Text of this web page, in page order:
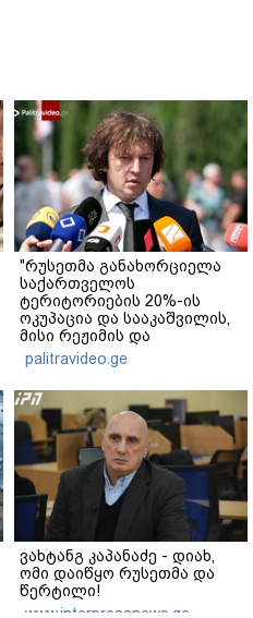
"რუსეთმა განახორციელა
საქართველოს
ტერიტორიების 20%-ის
ოკუპაცია და სააკაშვილის,
მისი რეჟიმის და
"ნაცმოძრაობის" ღალატი
ვერანაირად ვერ
გადაფარავს ამ
დანაშაულს" - ირაკლი
კობახიძე
palitravideo.ge
ვახტანგ კაპანაძე - დიახ,
ომი დაიწყო რუსეთმა და
წერტილი!
www.interpressnews.ge